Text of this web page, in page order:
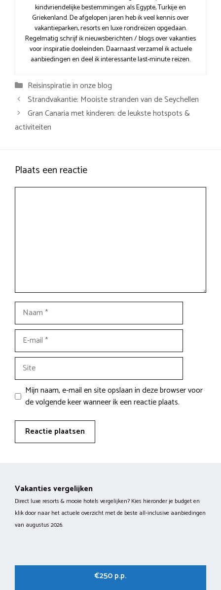
kindvriendelijke bestemmingen als Egypte, Turkije en
Griekenland. De afgelopen jaren heb ik veel kennis over
vakantieparken, resorts en luxe rondreizen opgedaan.
Regelmatig schrijf ik nieuwsberichten / blogs over vakanties
voor inspiratie doeleinden. Daarnaast verzamel ik actuele
aanbiedingen en deel ik interessante last-minute reizen.
Categorieën
Reisinspiratie in onze blog
Strandvakantie: Mooiste stranden van de Seychellen
Gran Canaria met kinderen: de leukste hotspots &
activiteiten
Plaats een reactie
Reactie
Naam
E-
mail
Site
Mijn naam, e-mail en site opslaan in deze browser voor
de volgende keer wanneer ik een reactie plaats.
Vakanties vergelijken
Direct luxe resorts & mooie hotels vergelijken? Kies hieronder je budget en
klik door naar het actuele overzicht met de beste all-inclusive aanbiedingen
van augustus 2026.
€250 p.p.